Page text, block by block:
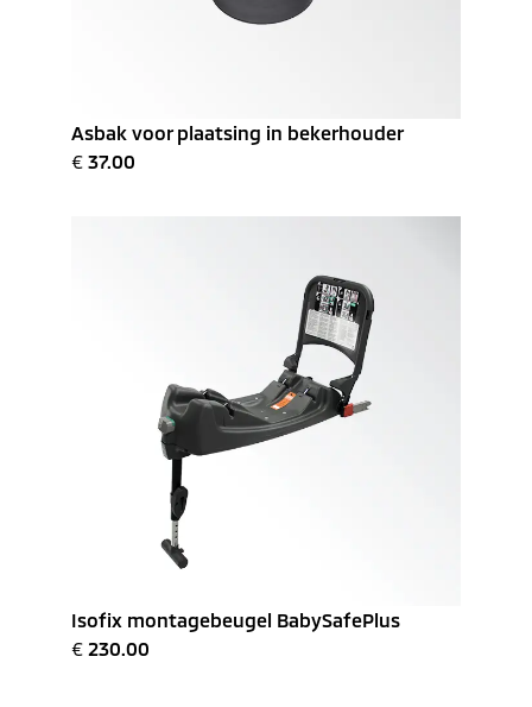
Asbak voor plaatsing in bekerhouder
€ 37.00
Isofix montagebeugel BabySafePlus
€ 230.00